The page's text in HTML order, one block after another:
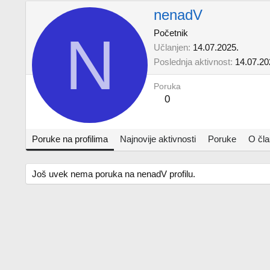
N
nenadV
Početnik
Učlanjen 14.07.2025.
Poslednja aktivnost
Poruka
0
Poruke na profilima Najnovije aktivnosti Poruke O
Još uvek nema poruka na nenadV profilu.